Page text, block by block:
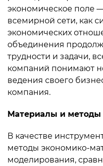
экономическое поле
всемирной сети, как
экономических
объединения
трудности и задачи,
компаний понимают
ведения своего
компания.
Материалы и методы
В качестве
методы экономико-
моделирования,